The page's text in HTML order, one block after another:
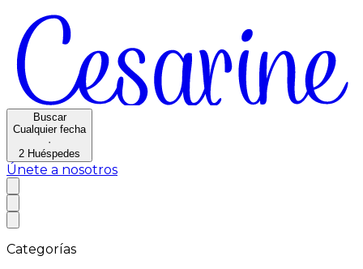
Buscar
Cualquier fecha
·
2 Huéspedes
Únete a nosotros
Categorías